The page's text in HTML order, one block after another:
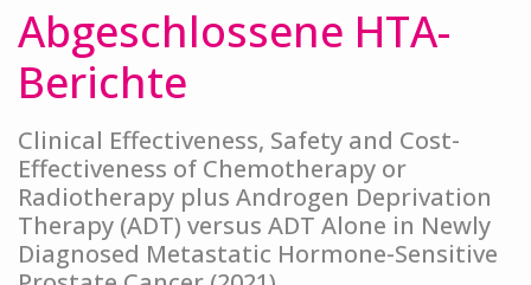
Abgeschlossene HTA-
Berichte
Clinical Effectiveness, Safety and Cost-
Effectiveness of Chemotherapy or
Radiotherapy plus Androgen Deprivation
Therapy (ADT) versus ADT Alone in Newly
Diagnosed Metastatic Hormone-Sensitive